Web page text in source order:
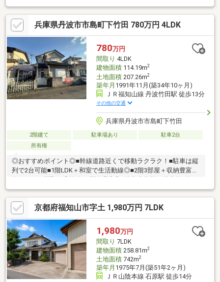
徒歩約6分■南陵中学校：徒歩約14分■福知山市役所：徒歩約5分
■JR福知山駅：徒歩約13分◆ホームライフ不動産◆当日の内覧・
ご見学もご相談ください♪メールやお電話でも各種ご相談を承って
おります！『お家探し』『ご売却』『リフォーム』『新築』など
のご相談は『アーキホームライフ不動産』におまかせ下さい！
兵庫県丹波市市島町下竹田 780万円 4LDK
780万円
間取り 4LDK
建物面積114.19m2
土地面積207.26m2
築年月 1991年11月(築34年10ヶ月)
ＪＲ福知山線 丹波竹田駅 徒歩13分
その他の交通
兵庫県丹波市市島町下竹田
2階建て 駐車場あり
駐車2台
所有権
◎おすすめポイント◎■幹線道路近くで移動ラクラク！■駐車は縦
列で2台可能■1階LDK＋和室で生活動線◎■2階3部屋＋収納豊富で
市島中学校：徒歩約60分■中竹田郵便局：徒歩約12分■ミニストッ
プ市島町上竹田店：徒歩約36分◆ホームライフ不動産◆当日の内
覧・ご見学もご相談ください♪メールやお電話でも各種ご相談を承
っております！『お家探し』『ご売却』『リフォーム』『新築』
などのご相談は『アーキホームライフ不動産』におまかせ下さ
い！
京都府福知山市字土 1,980万円 7LDK
1,980万円
間取り 7LDK
建物面積258.81m2
土地面積742m2
築年月 1975年7月(築51年2ヶ月)
ＪＲ山陰本線 石原駅 徒歩14分